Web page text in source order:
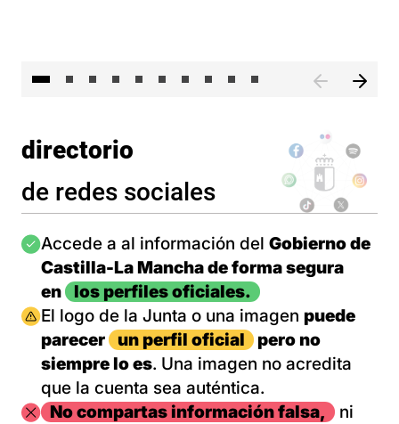
directorio
de redes sociales
Imagen
Accede a al información del Gobierno de
Castilla-La Mancha de forma segura
en
los perfiles oficiales.
Imagen
El logo de la Junta o una imagen puede
parecer
un perfil oficial
pero no
siempre lo es. Una imagen no acredita
que la cuenta sea auténtica.
ImagenNo compartas información falsa,
ni